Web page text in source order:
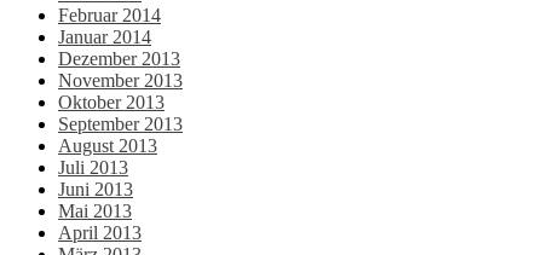
Februar 2014
Januar 2014
Dezember 2013
November 2013
Oktober 2013
September 2013
August 2013
Juli 2013
Juni 2013
Mai 2013
April 2013